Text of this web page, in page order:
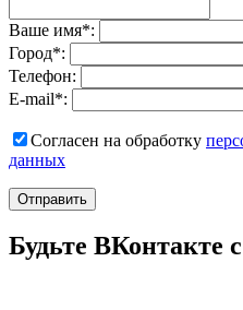
Ваше имя*:
Город*:
Телефон:
E-mail*:
Согласен на обработку
данных
Отправить
Будьте ВКонтакте